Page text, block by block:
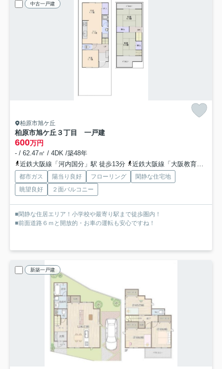
中古一戸建
柏原市旭ケ丘
柏原市旭ケ丘３丁目 一戸建
600万円
- / 62.47㎡ / 4DK /築48年
近鉄大阪線「河内国分」駅 徒歩13分
近鉄大阪線「大阪教育大前」駅 徒歩12分
都市ガス 陽当り良好 フローリング
閑静な住宅地
眺望良好
２面バルコニー
■閑静な住居エリア！小学校や最寄り駅まで徒歩圏内！
■前面道路６ｍと開放的・お車の運転も安心ですね！
新築一戸建